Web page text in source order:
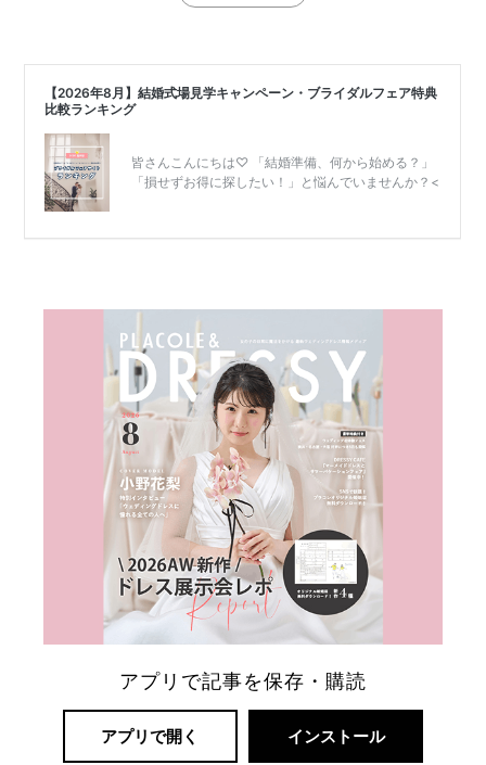
アプリで記事を保存・購読
アプリで開く インストール